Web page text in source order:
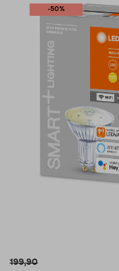
-50%
199,90